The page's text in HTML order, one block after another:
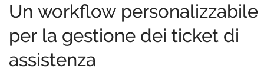
Un workflow personalizzabile
per la gestione dei ticket di
assistenza